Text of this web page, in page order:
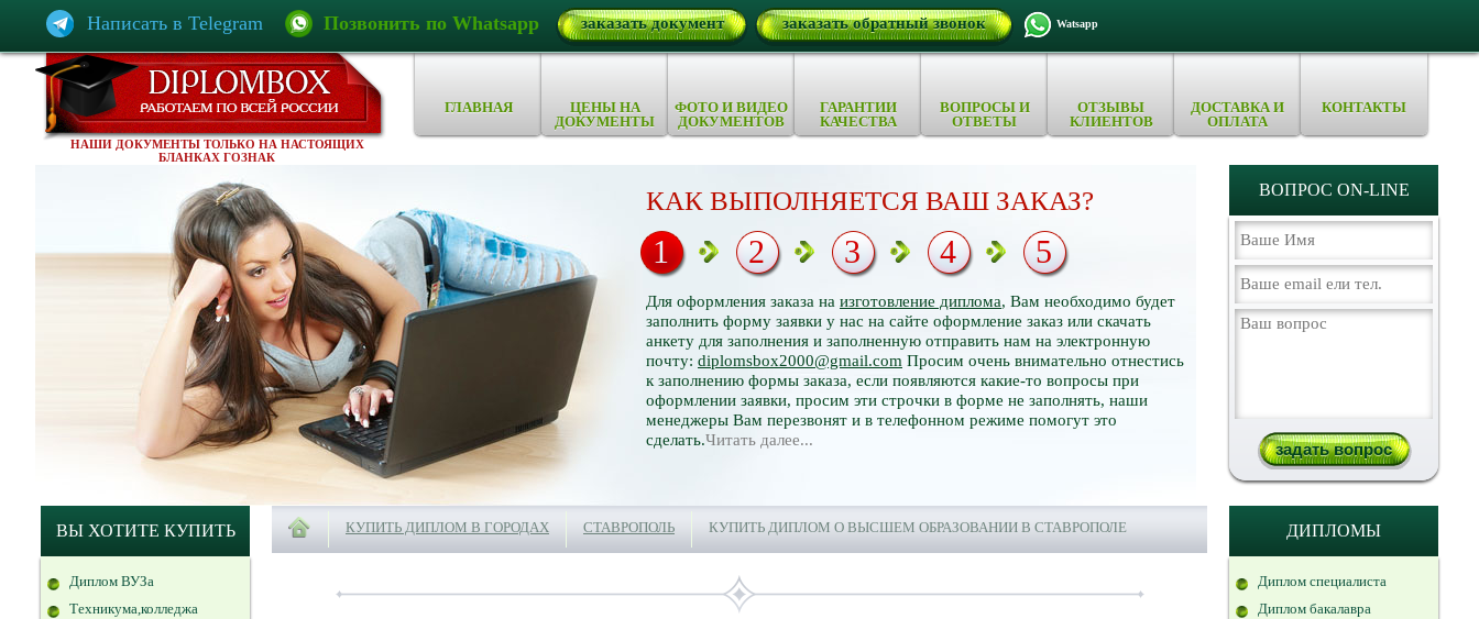
Написать в Telegram Позвонить по Whatsapp заказать документ заказать обратный звонок Watsapp
НАШИ ДОКУМЕНТЫ ТОЛЬКО НА НАСТОЯЩИХ
БЛАНКАХ ГОЗНАК
ГЛАВНАЯ
ЦЕНЫ НА
ДОКУМЕНТЫ
ФОТО И ВИДЕО
ДОКУМЕНТОВ
ГАРАНТИИ
КАЧЕСТВА
ВОПРОСЫ И
ОТВЕТЫ
ОТЗЫВЫ
КЛИЕНТОВ
ДОСТАВКА И
ОПЛАТА
КОНТАКТЫ
КАК ВЫПОЛНЯЕТСЯ ВАШ ЗАКАЗ?
Для оформления заказа на изготовление диплома, Вам необходимо будет
заполнить форму заявки у нас на сайте оформление заказ или скачать
анкету для заполнения и заполненную отправить нам на электронную
почту: diplomsbox2000@gmail.com Просим очень внимательно отнестись
к заполнению формы заказа, если появляются какие-то вопросы при
оформлении заявки, просим эти строчки в форме не заполнять, наши
менеджеры Вам перезвонят и в телефонном режиме помогут это
сделать.Читать далее...
1 2 3 4 5
ВОПРОС ON-LINE
ВЫ ХОТИТЕ КУПИТЬ
Диплом ВУЗа
Техникума,колледжа
КУПИТЬ ДИПЛОМ В ГОРОДАХ СТАВРОПОЛЬ КУПИТЬ ДИПЛОМ О ВЫСШЕМ ОБРАЗОВАНИИ В СТАВРОПОЛЕ ДИПЛОМЫ
Диплом специалиста
Диплом бакалавра